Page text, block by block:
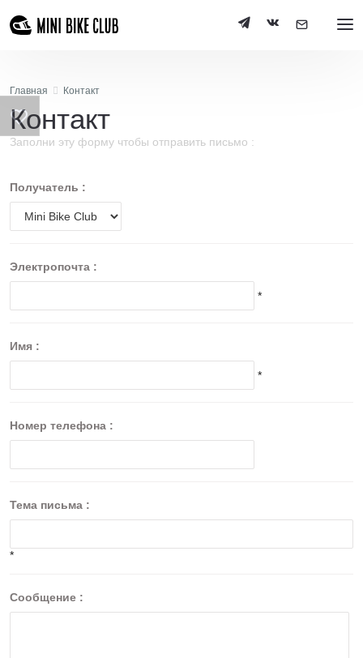
Главная Контакт
Контакт
Заполни эту форму чтобы отправить письмо :
Получатель :
Электропочта :
*
Имя :
*
Номер телефона :
Тема письма :
*
Сообщение :